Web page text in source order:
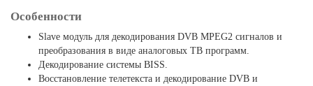
Особенности
Slave модуль для декодирования DVB MPEG2 сигналов и
преобразования в виде аналоговых ТВ программ.
Декодирование системы BISS.
Восстановление телетекста и декодирование DVB и